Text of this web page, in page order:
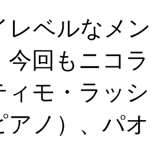
レベルなメ
今回もニコ
ィモ・ラッ
アノ）、パ